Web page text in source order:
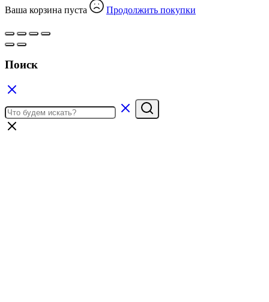
Ваша корзина пуста Продолжить покупки
Поиск